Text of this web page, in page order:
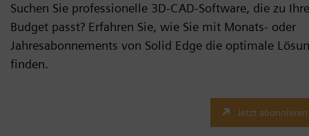
Suchen Sie professionelle 3D-CAD-Software, die zu
Budget passt? Erfahren Sie, wie Sie mit Monats- oder
Jahresabonnements von Solid Edge die optimale
finden.
Jetzt abonnieren